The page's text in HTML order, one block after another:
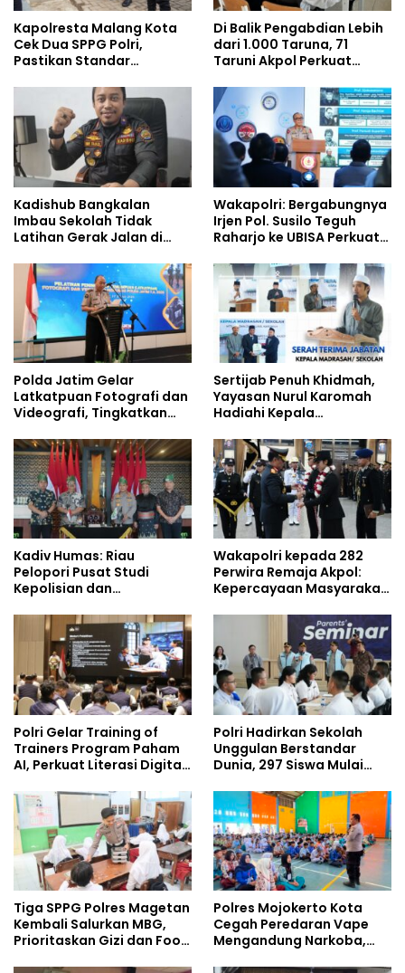
Kapolresta Malang Kota
Cek Dua SPPG Polri,
Pastikan Standar
Pengelolaan Limbah
Berjalan Optimal
Di Balik Pengabdian Lebih
dari 1.000 Taruna, 71
Taruni Akpol Perkuat
Siswa Sekolah Rakyat
Kadishub Bangkalan
Imbau Sekolah Tidak
Latihan Gerak Jalan di
Wakapolri: Bergabungnya
Irjen Pol. Susilo Teguh
Raharjo ke UBISA Perkuat
Studi Kepolisian
Polda Jatim Gelar
Latkatpuan Fotografi dan
Videografi, Tingkatkan
Era Digital
Sertijab Penuh Khidmah,
Yayasan Nurul Karomah
Hadiahi Kepala
Umrah
Kadiv Humas: Riau
Pelopori Pusat Studi
Kepolisian dan
Policing Masuki Babak
Wakapolri kepada 282
Perwira Remaja Akpol:
Kepercayaan Masyarakat
Polri Gelar Training of
Trainers Program Paham
AI, Perkuat Literasi Digital
Polri Hadirkan Sekolah
Unggulan Berstandar
Dunia, 297 Siswa Mulai
Tiga SPPG Polres Magetan
Kembali Salurkan MBG,
Prioritaskan Gizi dan Food
Polres Mojokerto Kota
Cegah Peredaran Vape
Mengandung Narkoba,